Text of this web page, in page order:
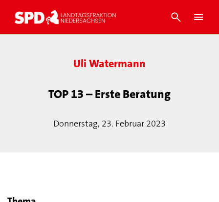
Uli Watermann
TOP 13 – Erste Beratung
Donnerstag, 23. Februar 2023